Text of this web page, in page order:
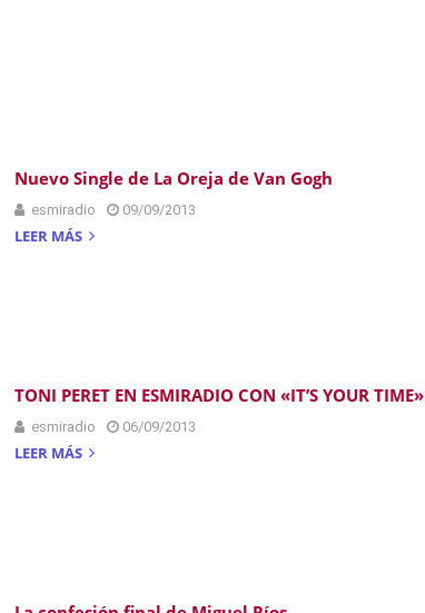
Nuevo Single de La Oreja de Van Gogh
esmiradio 09/09/2013
LEER MÁS
TONI PERET EN ESMIRADIO CON «IT’S YOUR TIME»
esmiradio 06/09/2013
LEER MÁS